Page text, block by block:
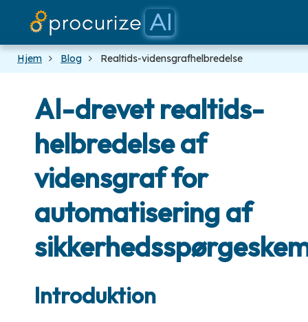
platform
Priser
Dokumenter
Blog
Vores partnere
Hjem Blog Realtids-vidensgrafhelbredelse
AI-drevet realtids-
helbredelse af
vidensgraf for
automatisering af
Introduktion